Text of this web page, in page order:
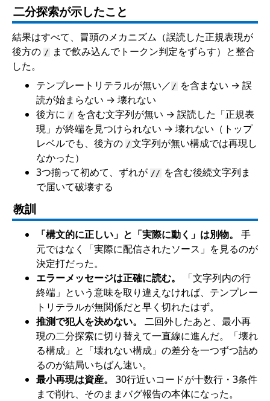
二分探索が示したこと
結果はすべて、冒頭のメカニズム（誤読した正規表現が
後方の /
まで飲み込んでトークン判定をずらす）と整合
した。
テンプレートリテラルが無い／ / を含まない → 誤
読が始まらない → 壊れない
後方に / を含む文字列が無い → 誤読した「正規表
現」が終端を見つけられない → 壊れない（トップ
レベルでも、後方の / 文字列が無い構成では再現し
なかった）
3つ揃って初めて、ずれが // を含む後続文字列ま
で届いて破壊する
教訓
「構文的に正しい」と「実際に動く」は別物。
手
元ではなく「実際に配信されたソース」を見るのが
決定打だった。
エラーメッセージは正確に読む。
「文字列内の行
終端」という意味を取り違えなければ、テンプレー
トリテラルが無関係だと早く切れたはず。
推測で犯人を決めない。
二回外したあと、最小再
現の二分探索に切り替えて一直線に進んだ。「壊れ
る構成」と「壊れない構成」の差分を一つずつ詰め
るのが結局いちばん速い。
最小再現は資産。
30行近いコードが十数行・3条件
まで削れ、そのままバグ報告の本体になった。